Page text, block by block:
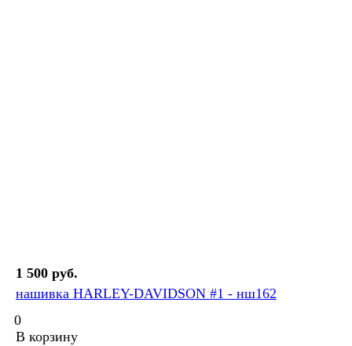
1 500 руб.
нашивка HARLEY-DAVIDSON #1 - нш162
0
В корзину